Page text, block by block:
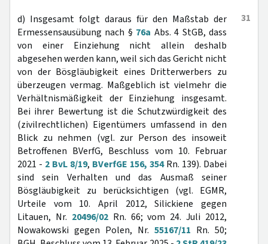
31
d) Insgesamt folgt daraus für den Maßstab der
Ermessensausübung nach § 76a Abs. 4 StGB, dass
von einer Einziehung nicht allein deshalb
abgesehen werden kann, weil sich das Gericht nicht
von der Bösgläubigkeit eines Dritterwerbers zu
überzeugen vermag. Maßgeblich ist vielmehr die
Verhältnismäßigkeit der Einziehung insgesamt.
Bei ihrer Bewertung ist die Schutzwürdigkeit des
(zivilrechtlichen) Eigentümers umfassend in den
Blick zu nehmen (vgl. zur Person des insoweit
Betroffenen BVerfG, Beschluss vom 10. Februar
2021 - 2 BvL 8/19, BVerfGE 156, 354Rn. 139). Dabei
sind sein Verhalten und das Ausmaß seiner
Bösgläubigkeit zu berücksichtigen (vgl. EGMR,
Urteile vom 10. April 2012, Silickiene gegen
Litauen, Nr. 20496/02Rn. 66; vom 24. Juli 2012,
Nowakowski gegen Polen, Nr. 55167/11 Rn. 50;